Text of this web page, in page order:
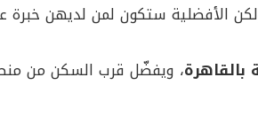
الأفضلية ستكون لمن لديهن خبرة
بالقاهرة، ويفضّل قرب السكن من